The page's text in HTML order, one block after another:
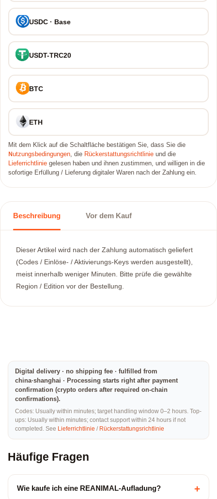
USDC · Base
USDT-TRC20
BTC
ETH
Mit dem Klick auf die Schaltfläche bestätigen Sie, dass Sie die
Nutzungsbedingungen, die Rückerstattungsrichtlinie und die
Lieferrichtlinie gelesen haben und ihnen zustimmen, und willigen in die
sofortige Erfüllung / Lieferung digitaler Waren nach der Zahlung ein.
Beschreibung Vor dem Kauf
Dieser Artikel wird nach der Zahlung automatisch geliefert
(Codes / Einlöse- / Aktivierungs-Keys werden ausgestellt),
meist innerhalb weniger Minuten. Bitte prüfe die gewählte
Region / Edition vor der Bestellung.
Digital delivery · no shipping fee · fulfilled from
china·shanghai · Processing starts right after payment
confirmation (crypto orders after required on-chain
confirmations).
Codes: Usually within minutes; target handling window 0–2 hours. Top-
ups: Usually within minutes; contact support within 24 hours if not
completed. See Lieferrichtlinie / Rückerstattungsrichtlinie
Häufige Fragen
Wie kaufe ich eine REANIMAL-Aufladung? +